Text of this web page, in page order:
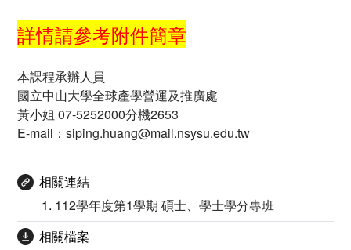
詳情請參考附件簡章
本課程承辦人員
國立中山大學全球產學營運及推廣處
黃小姐 07-5252000分機2653
E-mail：siping.huang@mail.nsysu.edu.tw
相關連結
112學年度第1學期 碩士、學士學分專班
相關檔案